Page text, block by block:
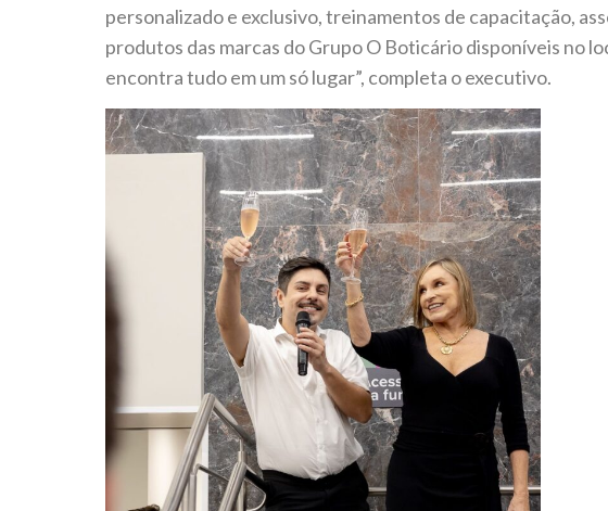
personalizado e exclusivo, treinamentos de capacitação,
produtos das marcas do Grupo O Boticário disponíveis no
encontra tudo em um só lugar”, completa o executivo.